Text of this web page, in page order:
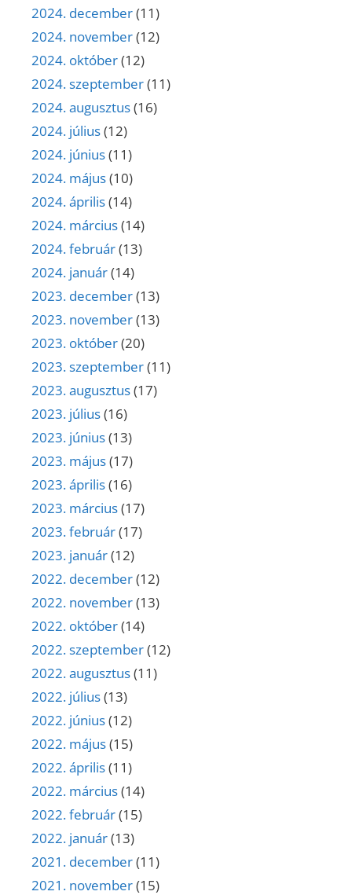
2024. december(11)
2024. november(12)
2024. október(12)
2024. szeptember(11)
2024. augusztus(16)
2024. július(12)
2024. június(11)
2024. május(10)
2024. április(14)
2024. március(14)
2024. február(13)
2024. január(14)
2023. december(13)
2023. november(13)
2023. október(20)
2023. szeptember(11)
2023. augusztus(17)
2023. július(16)
2023. június(13)
2023. május(17)
2023. április(16)
2023. március(17)
2023. február(17)
2023. január(12)
2022. december(12)
2022. november(13)
2022. október(14)
2022. szeptember(12)
2022. augusztus(11)
2022. július(13)
2022. június(12)
2022. május(15)
2022. április(11)
2022. március(14)
2022. február(15)
2022. január(13)
2021. december(11)
2021. november(15)